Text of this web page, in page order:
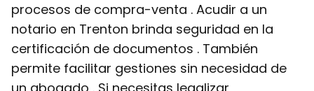
procesos de compra-venta . Acudir a un
notario en Trenton brinda seguridad en la
certificación de documentos . También
permite facilitar gestiones sin necesidad de